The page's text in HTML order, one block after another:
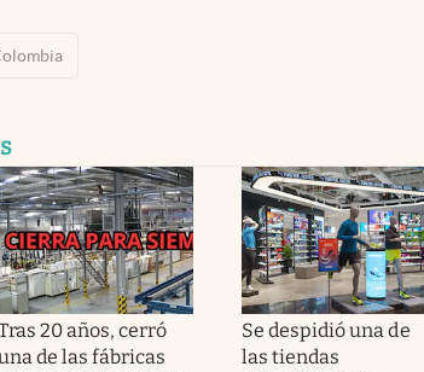
20 años, cerró
de las fábricas
Se despidió una de
las tiendas